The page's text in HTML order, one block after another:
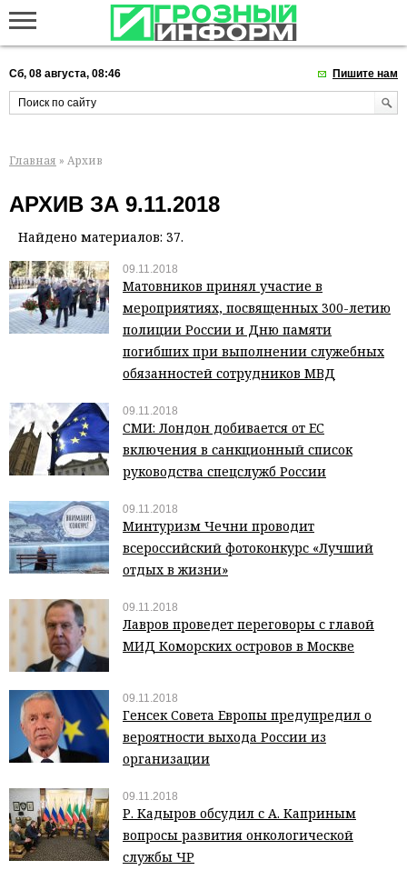
Сб, 08 августа, 08:46 Пишите нам
Главная » Архив
АРХИВ ЗА 9.11.2018
Найдено материалов: 37.
09.11.2018
Матовников принял участие в
мероприятиях, посвященных 300-летию
полиции России и Дню памяти
погибших при выполнении служебных
обязанностей сотрудников МВД
09.11.2018
СМИ: Лондон добивается от ЕС
включения в санкционный список
руководства спецслужб России
09.11.2018
Минтуризм Чечни проводит
всероссийский фотоконкурс «Лучший
отдых в жизни»
09.11.2018
Лавров проведет переговоры с главой
МИД Коморских островов в Москве
09.11.2018
Генсек Совета Европы предупредил о
вероятности выхода России из
организации
09.11.2018
Р. Кадыров обсудил с А. Каприным
вопросы развития онкологической
службы ЧР